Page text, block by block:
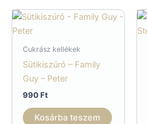
Cukrász kellékek
Sütikiszúró – Family
Guy – Peter
990Ft
Kosárba teszem